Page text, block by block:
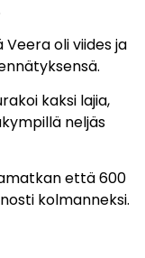
oli viides ja
kaksi lajia,
neljäs
että 600
kolmanneksi.